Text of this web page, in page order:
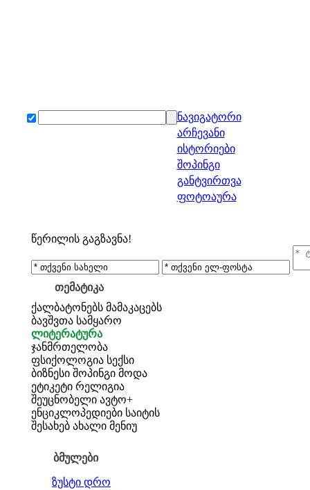
ნავიგატორი
არჩევანი
ისტორიები
შოპინგი
განტვირთვა
ფოტოაურა
წერილის გაგზავნა!
თემატიკა
ქალბატონებს მამაკაცებს
ბავშვთა სამყარო
ლიტერატურა
ჯანმრთელობა
ფსიქოლოგია სექსი
ბიზნესი შოპინგი მოდა
ეტიკეტი რელიგია
შეუცნობელი ავტო+
ენციკლოპედიები საიტის
შესახებ ახალი მენიუ
ბმულები
ზუსტი დრო